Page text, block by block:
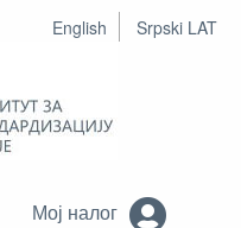
English Srpski LAT
Мој налог